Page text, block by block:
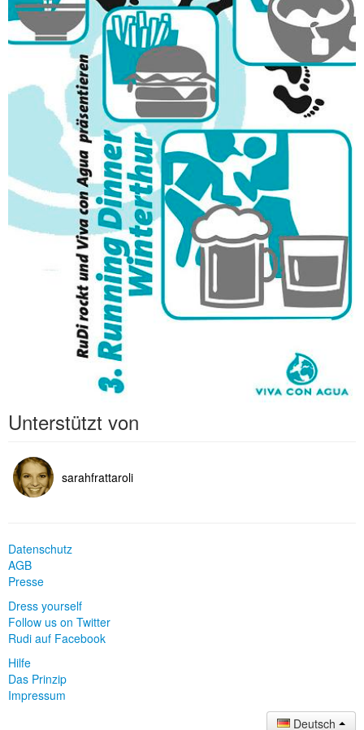
Unterstützt von
sarahfrattaroli
Datenschutz
AGB
Presse
Dress yourself
Follow us on Twitter
Rudi auf Facebook
Hilfe
Das Prinzip
Impressum
Deutsch